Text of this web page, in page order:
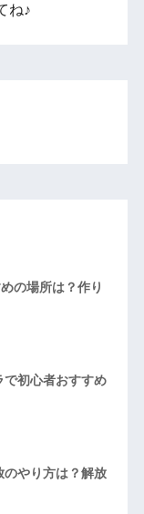
ね♪
の場所は？作り
で初心者おすすめ
のやり方は？解放